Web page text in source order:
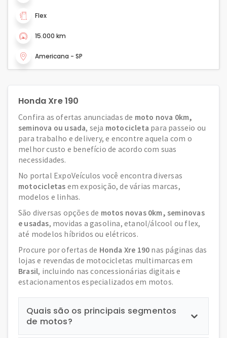
Flex
15.000 km
Americana - SP
Honda Xre 190
Confira as ofertas anunciadas de moto nova 0km,
seminova ou usada, seja motocicleta para passeio ou
para trabalho e delivery, e encontre aquela com o
melhor custo e benefício de acordo com suas
necessidades.
No portal ExpoVeículos você encontra diversas
motocicletas em exposição, de várias marcas,
modelos e linhas.
São diversas opções de motos novas 0km, seminovas
e usadas, movidas a gasolina, etanol/álcool ou flex,
até modelos híbridos ou elétricos.
Procure por ofertas de Honda Xre 190 nas páginas das
lojas e revendas de motocicletas multimarcas em
Brasil, incluindo nas concessionárias digitais e
estacionamentos especializados em motos.
Quais são os principais segmentos
de motos?